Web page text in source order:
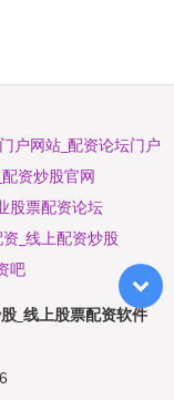
户网站_配资论坛门户
资炒股官网
股票配资论坛
_线上配资炒股
吧
_线上股票配资软件